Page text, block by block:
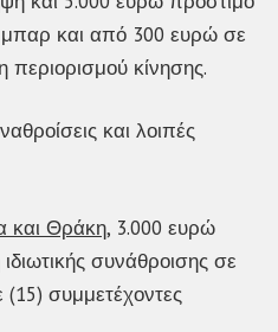
μπαρ και από 300 ευρώ σε
κίνησης.
και λοιπές
και Θράκη, 3.000 ευρώ
συνάθροισης σε
συμμετέχοντες